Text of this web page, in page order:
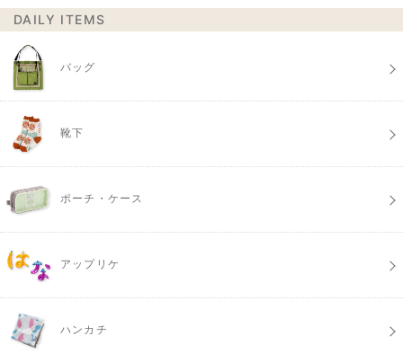
DAILY ITEMS
バッグ
靴下
ポーチ・ケース
アップリケ
ハンカチ